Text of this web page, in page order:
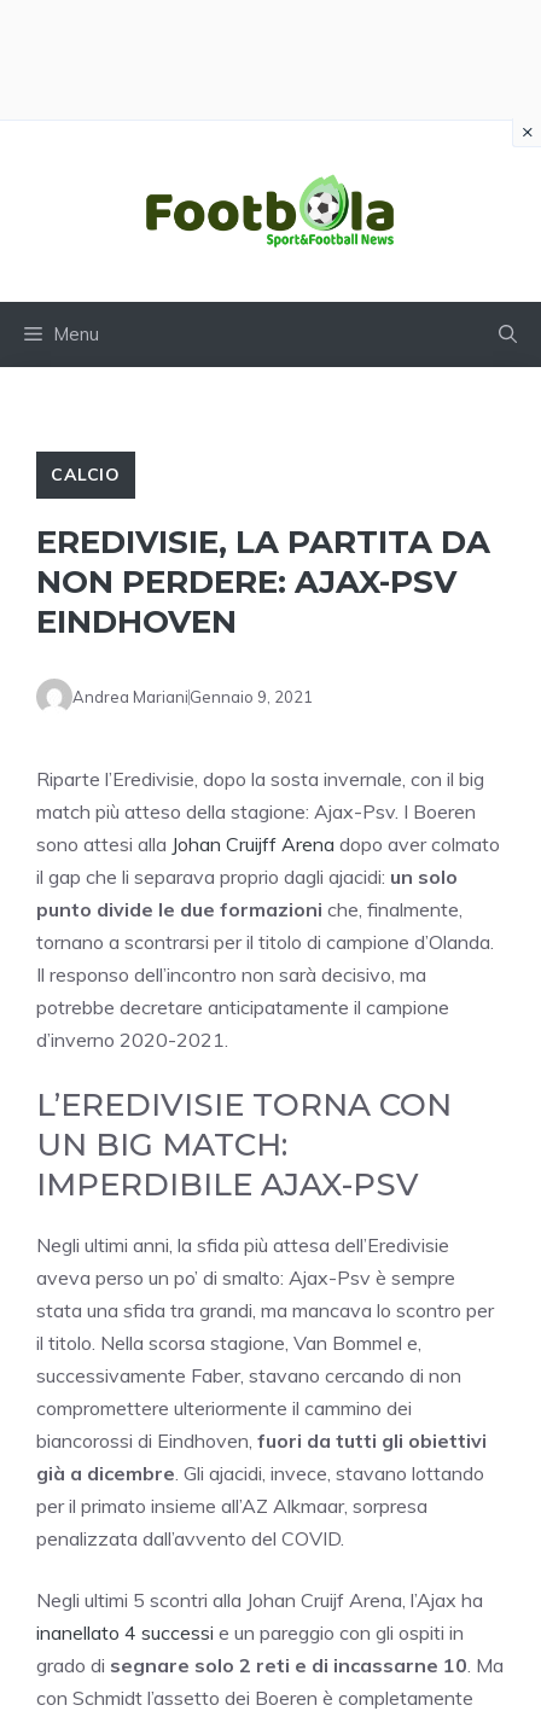
Menu
CALCIO
EREDIVISIE, LA PARTITA DA
NON PERDERE: AJAX-PSV
EINDHOVEN
Andrea MarianiGennaio 9, 2021
Riparte l’Eredivisie, dopo la sosta invernale, con il big
match più atteso della stagione: Ajax-Psv. I Boeren
sono attesi alla Johan Cruijff Arena dopo aver colmato
il gap che li separava proprio dagli ajacidi: un solo
punto divide le due formazioni che, finalmente,
tornano a scontrarsi per il titolo di campione d’Olanda.
Il responso dell’incontro non sarà decisivo, ma
potrebbe decretare anticipatamente il campione
d’inverno 2020-2021.
L’EREDIVISIE TORNA CON
UN BIG MATCH:
IMPERDIBILE AJAX-PSV
Negli ultimi anni, la sfida più attesa dell’Eredivisie
aveva perso un po’ di smalto: Ajax-Psv è sempre
stata una sfida tra grandi, ma mancava lo scontro per
il titolo. Nella scorsa stagione, Van Bommel e,
successivamente Faber, stavano cercando di non
compromettere ulteriormente il cammino dei
biancorossi di Eindhoven, fuori da tutti gli obiettivi
già a dicembre. Gli ajacidi, invece, stavano lottando
per il primato insieme all’AZ Alkmaar, sorpresa
penalizzata dall’avvento del COVID.
Negli ultimi 5 scontri alla Johan Cruijf Arena, l’Ajax ha
inanellato 4 successi e un pareggio con gli ospiti in
grado di segnare solo 2 reti e di incassarne 10. Ma
con Schmidt l’assetto dei Boeren è completamente
×